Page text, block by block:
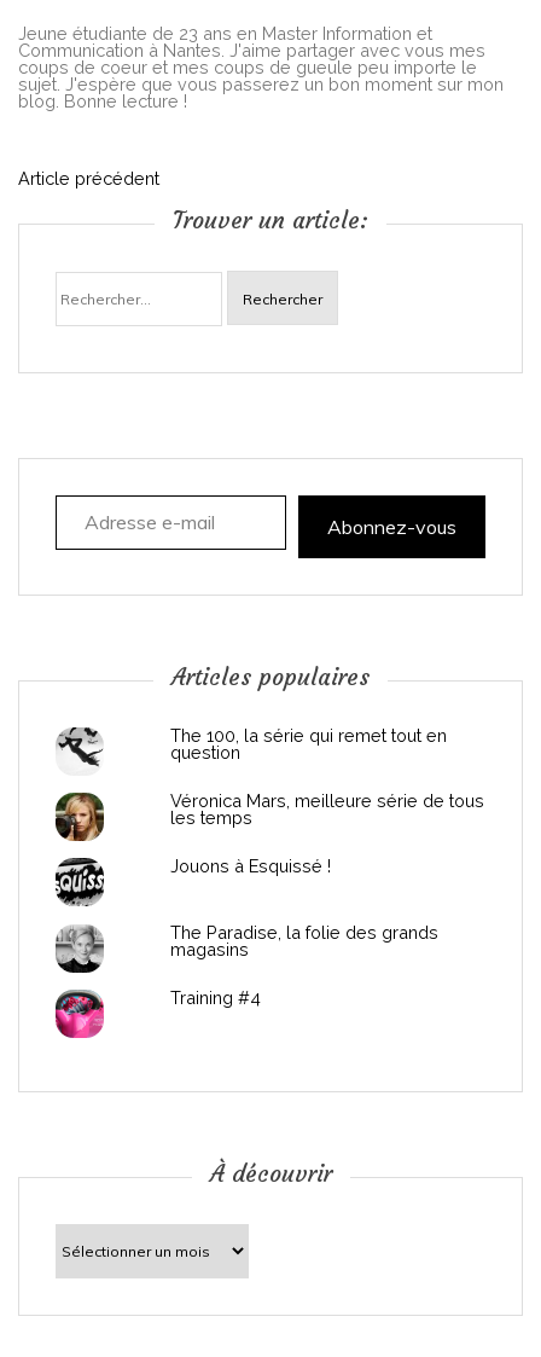
Jeune étudiante de 23 ans en Master Information et
Communication à Nantes. J'aime partager avec vous mes
coups de coeur et mes coups de gueule peu importe le
sujet. J'espère que vous passerez un bon moment sur mon
blog. Bonne lecture !
N
i
a
n
c
Article précédent
Trouver un article:
Rechercher :
Adresse e-mail
Abonnez-vous
Articles populaires
The 100, la série qui remet tout en
question
Véronica Mars, meilleure série de tous
les temps
Jouons à Esquissé !
The Paradise, la folie des grands
magasins
Training #4
À découvrir
découvrir